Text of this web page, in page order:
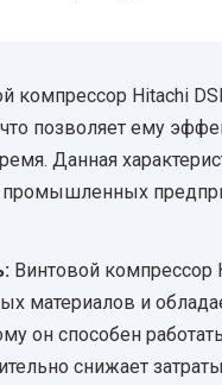
компрессор Hitachi
позволяет ему
Данная
Винтовой компрессор
материалов и
он способен
снижает